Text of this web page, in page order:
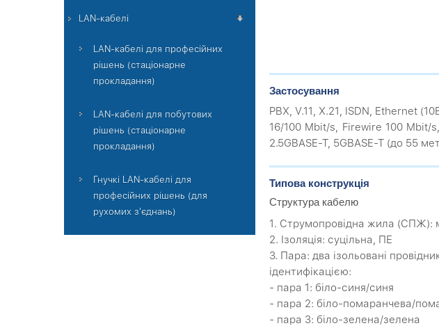
LAN-кабелі
LAN-кабелі для професійних
рішень (стаціонарне
прокладання)
LAN-кабелі для побутових
рішень (стаціонарне
прокладання)
Гнучкі LAN-кабелі для
професійних рішень (для
рухомих з'єднань)
Застосування
PBX, V.11, X.21, ISDN, Ethernet
16/100 Mbit/s, Firewire 100 Mbit/s,
2.5GBASE-T, 5GBASE-T (до 55
Типова конструкція
Структура кабелю
1. Струмопровідна жила (CПЖ):
2. Ізоляція: суцільна, ПЕ
3. Пара: два ізольовані
ідентифікацією:
- пара 1: біло-синя/синя
- пара 2: біло-помаранчева/
- пара 3: біло-зелена/зелена